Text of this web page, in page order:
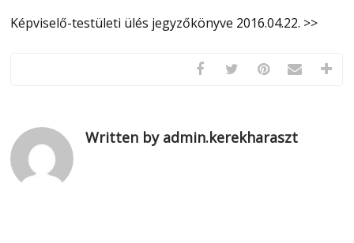
Képviselő-testületi ülés jegyzőkönyve 2016.04.22. >>
Written by admin.kerekharaszt